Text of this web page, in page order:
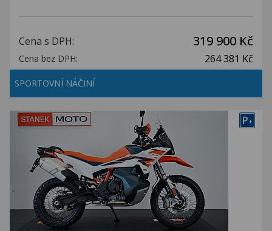
Cena s DPH: 319 900 Kč
Cena bez DPH: 264 381 Kč
SPORTOVNÍ NÁČINÍ
P+